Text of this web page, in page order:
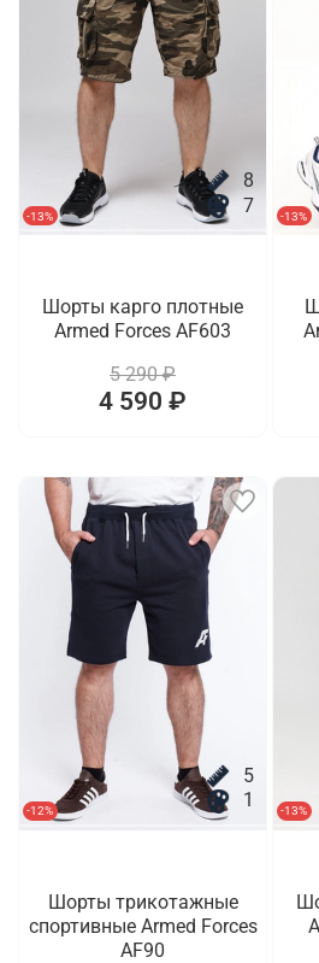
-13%
8
7
Шорты карго плотные
Armed Forces AF603
5 290 ₽
4 590 ₽
-13%
-12%
5
1
Шорты трикотажные
спортивные Armed Forces
AF90
-13%